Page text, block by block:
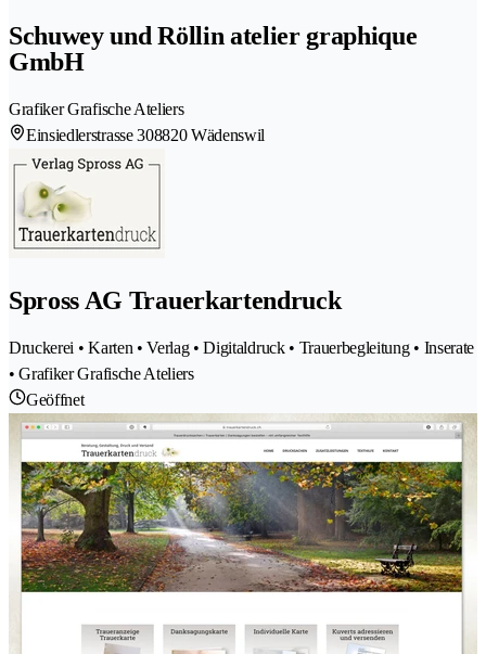
Schuwey und Röllin atelier graphique
GmbH
Grafiker Grafische Ateliers
Einsiedlerstrasse 308820 Wädenswil
Spross AG Trauerkartendruck
Druckerei • Karten • Verlag • Digitaldruck • Trauerbegleitung • Inserate
• Grafiker Grafische Ateliers
Geöffnet